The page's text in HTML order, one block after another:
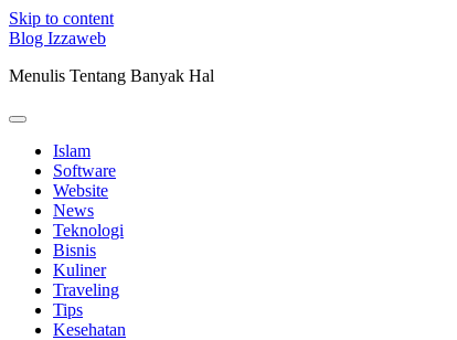
Skip to content
Blog Izzaweb
Menulis Tentang Banyak Hal
Islam
Software
Website
News
Teknologi
Bisnis
Kuliner
Traveling
Tips
Kesehatan